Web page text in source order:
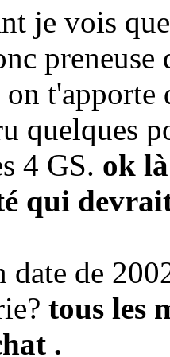
je vois
on
quelques
4 GS. ok
qui
de
tous les
.